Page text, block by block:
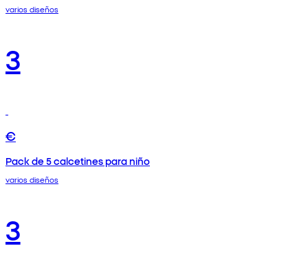
varios diseños
3
€
Pack de 5 calcetines para niño
varios diseños
3